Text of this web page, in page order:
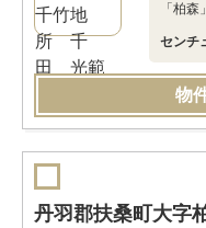
「柏
セン
物
丹羽郡扶桑町大字